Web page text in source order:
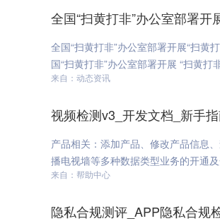
全国“扫黄打非”办公室部署开
全国“扫黄打非”办公室部署开展“扫黄
国“扫黄打非”办公室部署开展 “扫黄打
来自：动态资讯
视频检测v3_开发文档_新手
产品相关：添加产品、修改产品信息
播电视墙等多种数据类型业务的开通
来自：帮助中心
隐私合规测评_APP隐私合规